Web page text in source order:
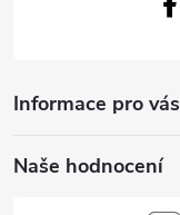
Informace pro vás
Naše hodnocení